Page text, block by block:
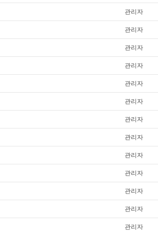
관리자
관리자
관리자
관리자
관리자
관리자
관리자
관리자
관리자
관리자
관리자
관리자
관리자